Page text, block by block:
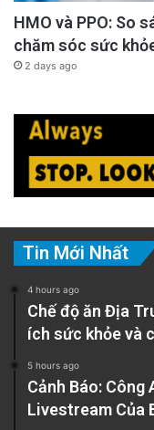
HMO và PPO: So
chăm sóc sức
2 days ago
Tin Mới Nhất
4 hours ago
Chế độ ăn Địa
ích sức khỏe và
5 hours ago
Cảnh Báo: Công
Livestream Của